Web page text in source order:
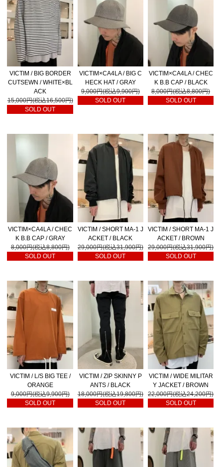
VICTIM / BIG BORDER
CUTSEWN / WHITE×BL
ACK
15,000円(税込16,500円)
SOLD OUT
VICTIM×CA4LA / BIG C
HECK HAT / GRAY
9,000円(税込9,900円)
SOLD OUT
VICTIM×CA4LA / CHEC
K B.B CAP / BLACK
8,000円(税込8,800円)
SOLD OUT
VICTIM×CA4LA / CHEC
K B.B CAP / GRAY
8,000円(税込8,800円)
SOLD OUT
VICTIM / SHORT MA-1 J
ACKET / BLACK
29,000円(税込31,900円)
SOLD OUT
VICTIM / SHORT MA-1 J
ACKET / BROWN
29,000円(税込31,900円)
SOLD OUT
VICTIM / L/S BIG TEE /
ORANGE
9,000円(税込9,900円)
SOLD OUT
VICTIM / ZIP SKINNY P
ANTS / BLACK
18,000円(税込19,800円)
SOLD OUT
VICTIM / WIDE MILITAR
Y JACKET / BROWN
22,000円(税込24,200円)
SOLD OUT